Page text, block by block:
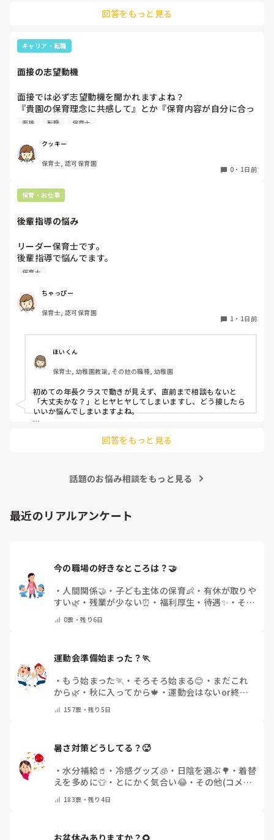
回答をもっと見る
キャリア・転職
面接の志望動機
面接では必ず志望動機を聞かれますよね？
『貴園の保育理念に共感して』とか『保育内容が自分に合っ
てると思いました』等々が多いかと思いますが、実際はどう
私自身、園の雰囲気とか園の規模、保育内容は勘案しますが
正直なところ、家から通いやすいか、給与はどうか…という
ところに重きを置いています
皆さんは、志望動機をどのように答えていますか？また、本
音はどうですか？
面接 転職 保育士
クッキー
保育士, 認可保育園
0 ・ 1日前
保育・お仕事
後輩指導の悩み
リーダー保育士です。
後輩指導で悩んでます。
初めて年長を持つ後輩がいますが
いで様子見てると直前になるまで何もアクションがなかった
り
他の職員に聞いてる様子もなくて
よほど自分に聞きづらいのか、聞く必要性さえ感じないの
か、もうよくわからないです。
対応にも悩みます。
保育士
ちゃっぴー
保育士, 認可保育園
1 ・ 1日前
ほいくん
保育士, 幼稚園教諭, その他の職種, 幼稚園
初めての年長クラスで動きが見えず、直前まで相談もないと
「大丈夫かな？」とヒヤヒヤしてしまいますし、どう接したら
いいか悩んでしまいますよね。
「こんなこと聞いたら迷惑かな」と抱え込んでいるケースがと
件、どこまで進んだ？」「困ってることない？」と具体的に声
「毎日夕方に5分だけ進捗確認の時間を取る」などルール化し
てしまうと、後輩も質問しやすくなりますよ。一人で抱え込ま
回答をもっと見る
話題のお悩み相談をもっと見る
最近のリアルアンケート
・ 人間関係🤝 ・ 子ども主体の保育👶 ・ 有休が取りや
すい🌿 ・ 残業が少ない⏰ ・ 福利厚生・待遇✨ ・ その
0票・残り6日
運動会準備始まった？🏃
・ もう始まった🏃 ・ そろそろ始まる😊 ・ まだこれ
から🌿 ・ 秋に入ってから🍁 ・運動会はないor終わ
157票・残り5日
暑さ対策どうしてる？🥵
・水分補給🥤 ・ 冷感グッズ🧊 ・ 日陰を選ぶ🌳 ・着替
えを多めに👕 ・ とにかく気合い😂・ その他(コメン
183票・残り4日
お盆休みありますか？🌻